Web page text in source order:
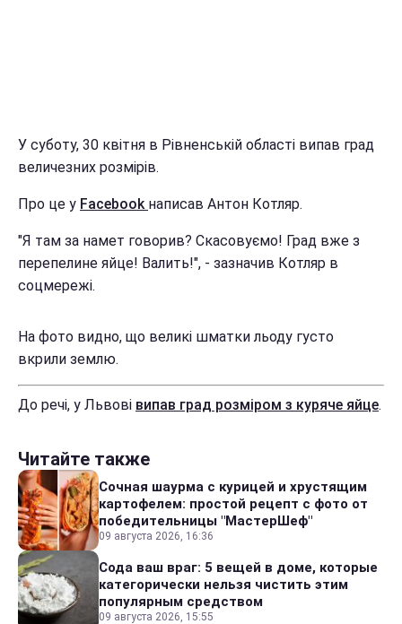
У суботу, 30 квітня в Рівненській області випав град
величезних розмірів.
Про це у Facebook написав Антон Котляр.
"Я там за намет говорив? Скасовуємо! Град вже з
перепелине яйце! Валить!", - зазначив Котляр в
соцмережі.
На фото видно, що великі шматки льоду густо
вкрили землю.
До речі, у Львові випав град розміром з куряче яйце.
Читайте также
Сочная шаурма с курицей и хрустящим
картофелем: простой рецепт с фото от
победительницы "МастерШеф"
09 августа 2026, 16:36
Сода ваш враг: 5 вещей в доме, которые
категорически нельзя чистить этим
популярным средством
09 августа 2026, 15:55